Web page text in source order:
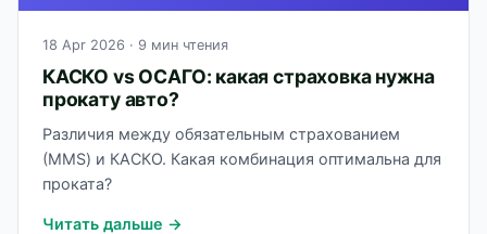
18 Apr 2026 · 9 мин чтения
КАСКО vs ОСАГО: какая страховка нужна
прокату авто?
Различия между обязательным страхованием
(МMS) и КАСКО. Какая комбинация оптимальна для
проката?
Читать дальше →